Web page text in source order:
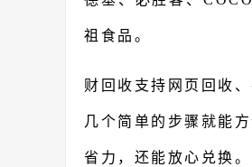
祖食品。
财回收支持网页回收
几个简单的步骤就能
省力，还能放心兑换。